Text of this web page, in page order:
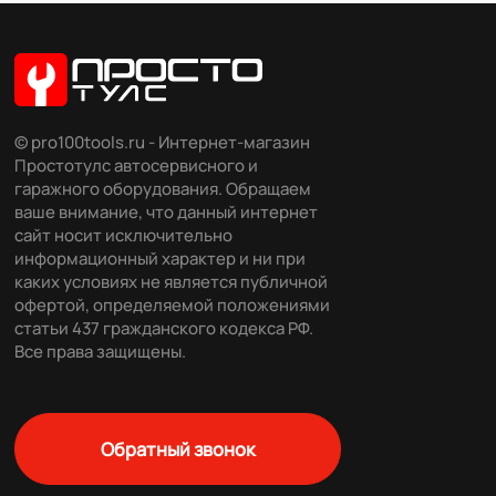
© pro100tools.ru - Интернет-магазин
Простотулс автосервисного и
гаражного оборудования. Обращаем
ваше внимание, что данный интернет
сайт носит исключительно
информационный характер и ни при
каких условиях не является публичной
офертой, определяемой положениями
статьи 437 гражданского кодекса РФ.
Все права защищены.
Обратный звонок